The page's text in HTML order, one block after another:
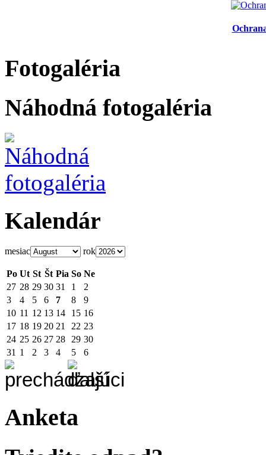
Fotogaléria
Náhodná fotogaléria
Kalendár
mesiac rok
Po Ut St Št Pia So Ne
27 28 29 30 31 1
2
3
4 5 6 7 8
9
10 11 12 13 14 15 16
17 18 19 20 21 22 23
24 25 26 27 28 29 30
31 1 2 3 4 5 6
Anketa